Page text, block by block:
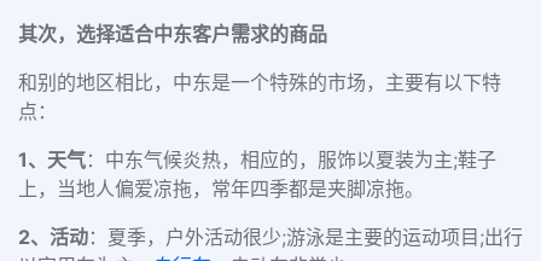
其次，选择适合中东客户需求的商品
和别的地区相比，中东是一个特殊的市场，主要有以下特
点：
1、天气：中东气候炎热，相应的，服饰以夏装为主;鞋子
上，当地人偏爱凉拖，常年四季都是夹脚凉拖。
2、活动：夏季，户外活动很少;游泳是主要的运动项目;出行